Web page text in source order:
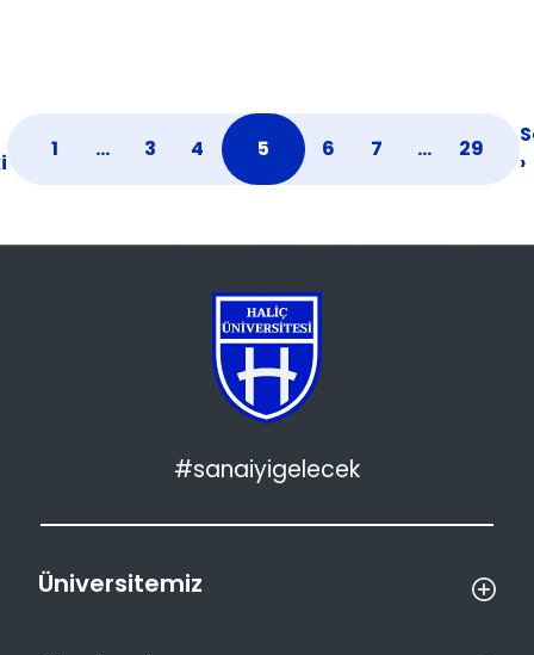
1 … 3 4 5 6 7 … 29
›
#sanaiyigelecek
Üniversitemiz